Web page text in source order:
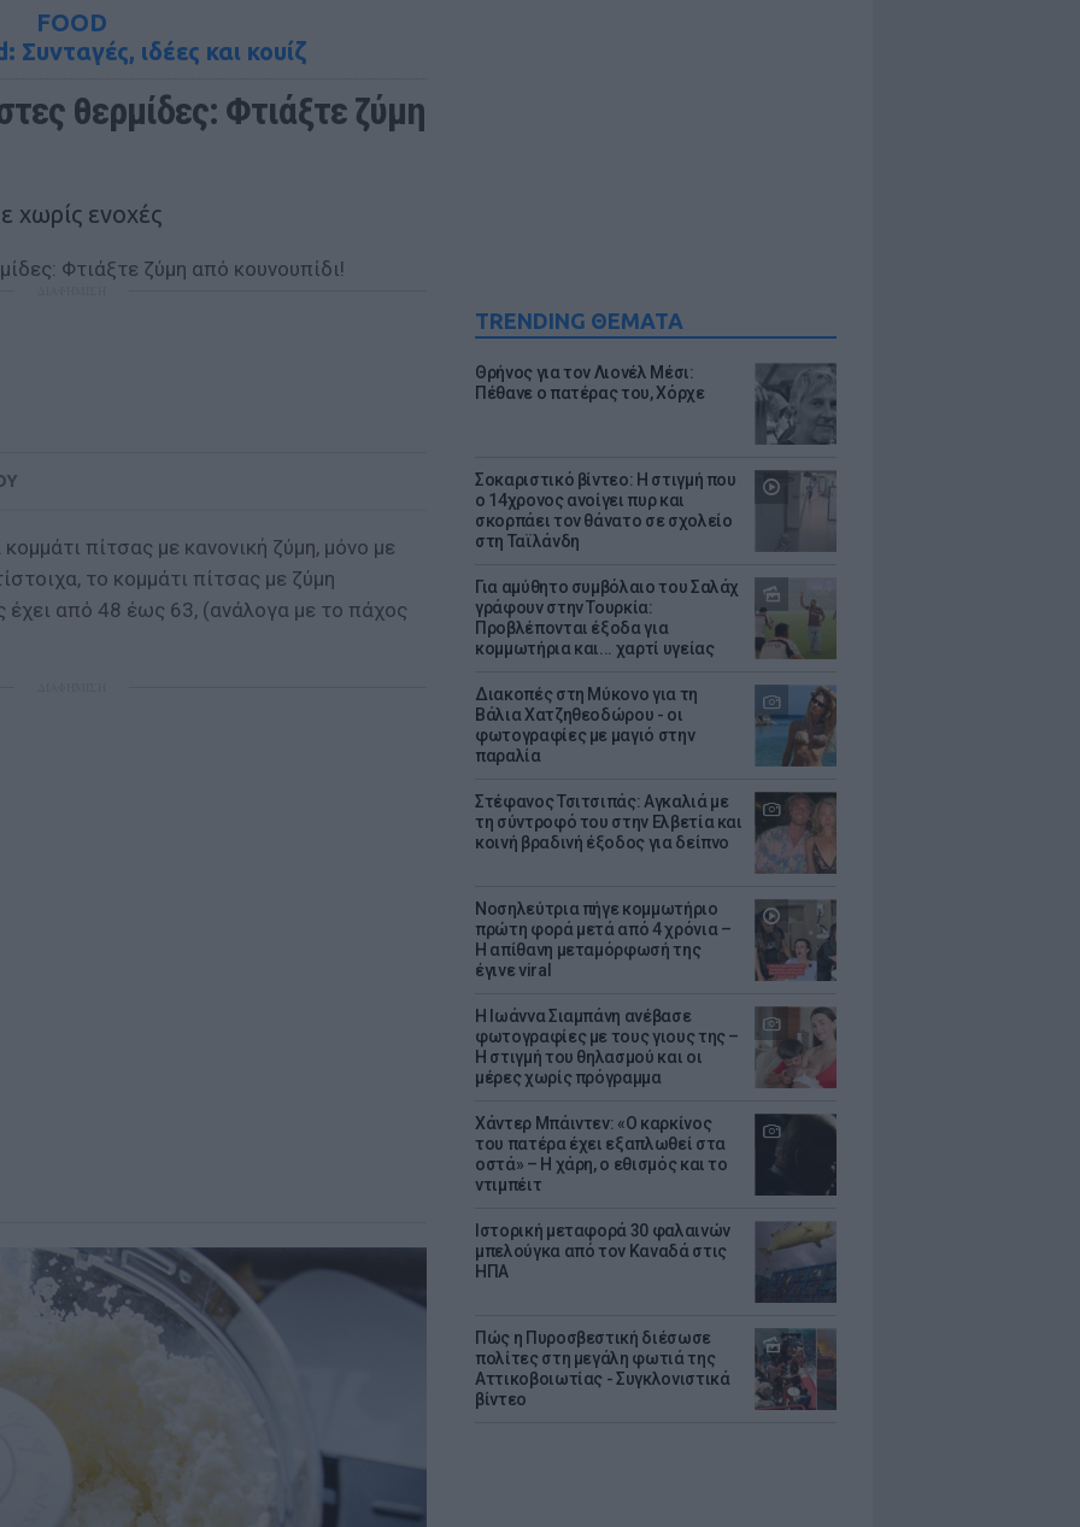
TRENDING ΘΕΜΑΤΑ
Θρήνος για τον Λιονέλ Μέσι:
Πέθανε ο πατέρας του, Χόρχε
Σοκαριστικό βίντεο: Η στιγμή που
ο 14χρονος ανοίγει πυρ και
σκορπάει τον θάνατο σε σχολείο
στη Ταϊλάνδη
Για αμύθητο συμβόλαιο του Σαλάχ
γράφουν στην Τουρκία:
Προβλέπονται έξοδα για
κομμωτήρια και... χαρτί υγείας
Διακοπές στη Μύκονο για τη
Βάλια Χατζηθεοδώρου - οι
φωτογραφίες με μαγιό στην
παραλία
Στέφανος Τσιτσιπάς: Αγκαλιά με
τη σύντροφό του στην Ελβετία και
κοινή βραδινή έξοδος για δείπνο
Νοσηλεύτρια πήγε κομμωτήριο
πρώτη φορά μετά από 4 χρόνια –
Η απίθανη μεταμόρφωσή της
έγινε viral
H Ιωάννα Σιαμπάνη ανέβασε
φωτογραφίες με τους γιους της –
Η στιγμή του θηλασμού και οι
μέρες χωρίς πρόγραμμα
Χάντερ Μπάιντεν: «Ο καρκίνος
του πατέρα έχει εξαπλωθεί στα
οστά» – Η χάρη, ο εθισμός και το
ντιμπέιτ
Ιστορική μεταφορά 30 φαλαινών
μπελούγκα από τον Καναδά στις
ΗΠΑ
Πώς η Πυροσβεστική διέσωσε
πολίτες στη μεγάλη φωτιά της
Αττικοβοιωτίας - Συγκλονιστικά
βίντεο
FOOD
Συνταγές, ιδέες και κουίζ
θερμίδες: Φτιάξτε ζύμη
χωρίς ενοχές
πίτσας με κανονική ζύμη, μόνο με
το κομμάτι πίτσας με ζύμη
έχει από 48 έως 63, (ανάλογα με το πάχος